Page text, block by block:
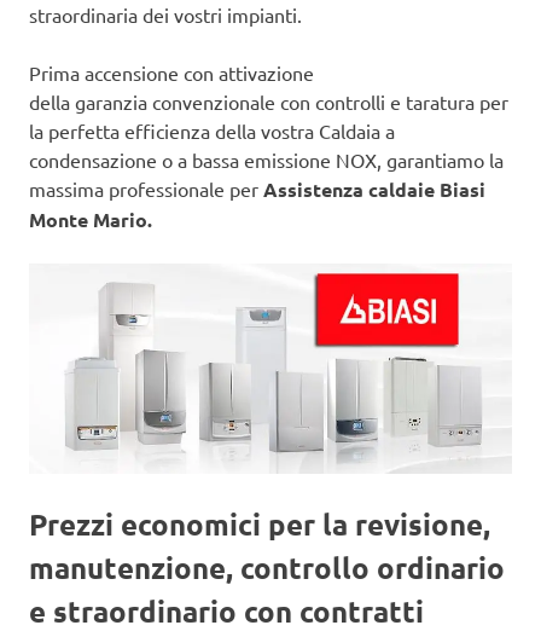
straordinaria dei vostri impianti.
Prima accensione con attivazione
della garanzia convenzionale con controlli e taratura per
la perfetta efficienza della vostra Caldaia a
condensazione o a bassa emissione NOX, garantiamo la
massima professionale per Assistenza caldaie Biasi
Monte Mario.
Prezzi economici per la revisione,
manutenzione, controllo ordinario
e straordinario con contratti